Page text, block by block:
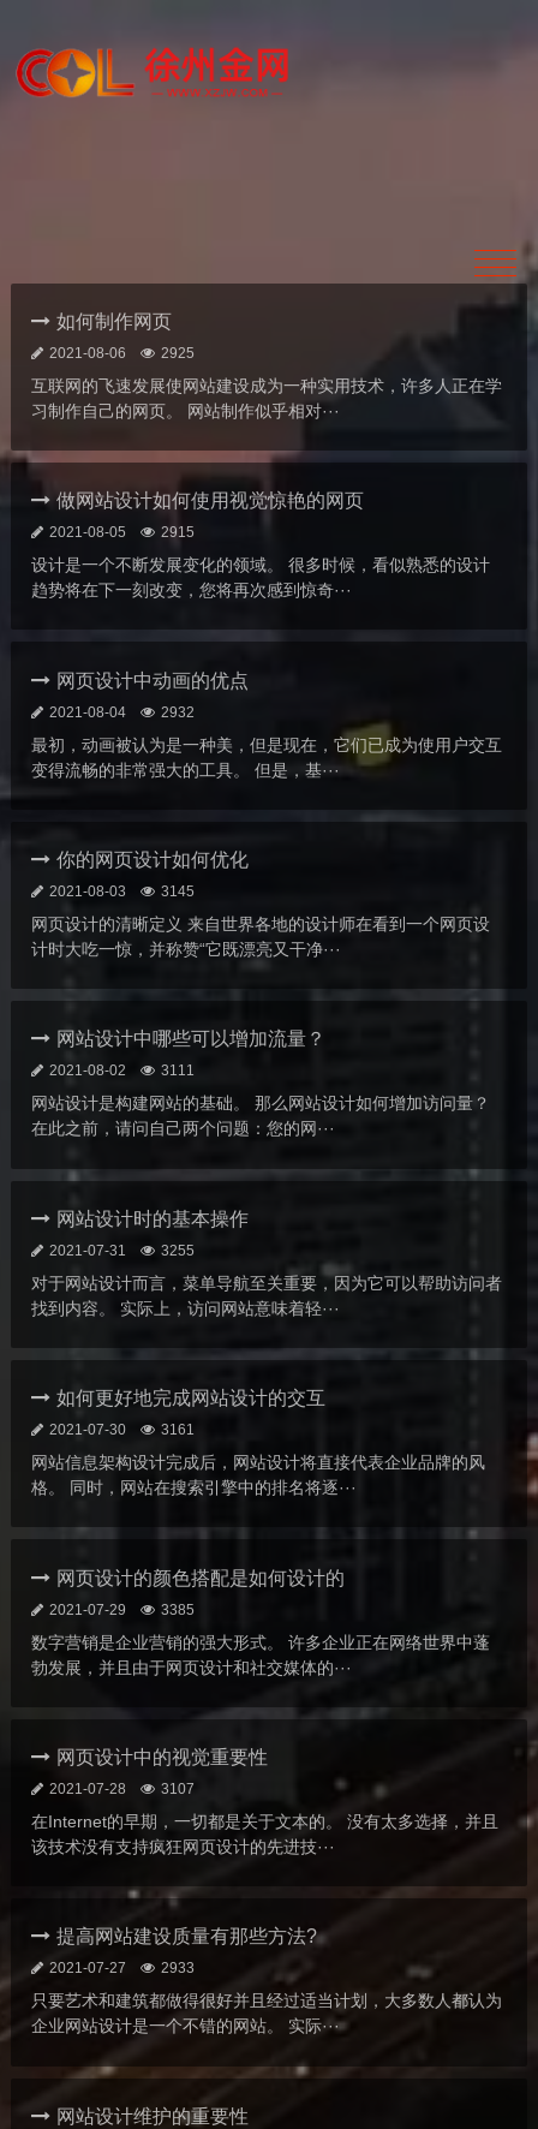
如何制作网页
2021-08-06 2925
互联网的飞速发展使网站建设成为一种实用技术，许多人正在学
习制作自己的网页。 网站制作似乎相对···
做网站设计如何使用视觉惊艳的网页
2021-08-05 2915
设计是一个不断发展变化的领域。 很多时候，看似熟悉的设计
趋势将在下一刻改变，您将再次感到惊奇···
网页设计中动画的优点
2021-08-04 2932
最初，动画被认为是一种美，但是现在，它们已成为使用户交互
变得流畅的非常强大的工具。 但是，基···
你的网页设计如何优化
2021-08-03 3145
网页设计的清晰定义 来自世界各地的设计师在看到一个网页设
计时大吃一惊，并称赞“它既漂亮又干净···
网站设计中哪些可以增加流量？
2021-08-02 3111
网站设计是构建网站的基础。 那么网站设计如何增加访问量？
在此之前，请问自己两个问题：您的网···
网站设计时的基本操作
2021-07-31 3255
对于网站设计而言，菜单导航至关重要，因为它可以帮助访问者
找到内容。 实际上，访问网站意味着轻···
如何更好地完成网站设计的交互
2021-07-30 3161
网站信息架构设计完成后，网站设计将直接代表企业品牌的风
格。 同时，网站在搜索引擎中的排名将逐···
网页设计的颜色搭配是如何设计的
2021-07-29 3385
数字营销是企业营销的强大形式。 许多企业正在网络世界中蓬
勃发展，并且由于网页设计和社交媒体的···
网页设计中的视觉重要性
2021-07-28 3107
在Internet的早期，一切都是关于文本的。 没有太多选择，并且
该技术没有支持疯狂网页设计的先进技···
提高网站建设质量有那些方法?
2021-07-27 2933
只要艺术和建筑都做得很好并且经过适当计划，大多数人都认为
企业网站设计是一个不错的网站。 实际···
网站设计维护的重要性